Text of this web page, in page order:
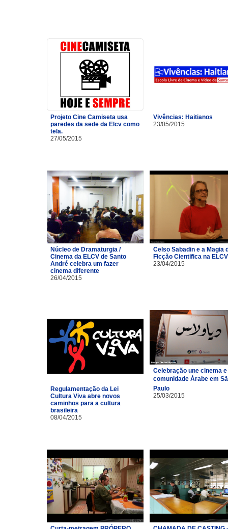
Projeto Cine Camiseta usa
paredes da sede da Elcv como
tela.
27/05/2015
Vivências: Haitianos
23/05/2015
Núcleo de Dramaturgia /
Cinema da ELCV de Santo
André celebra um fazer
cinema diferente
26/04/2015
Celso Sabadin e a Magia
Ficção Cientifica na ELCV
23/04/2015
Regulamentação da Lei
Cultura Viva abre novos
caminhos para a cultura
brasileira
08/04/2015
Celebração une cinema e
comunidade Árabe em
Paulo
25/03/2015